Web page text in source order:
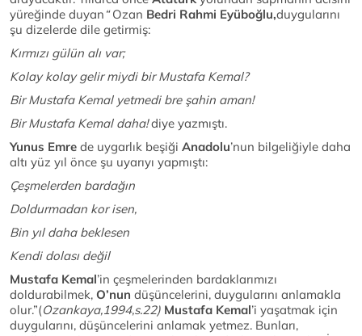
yüreğinde duyan “Ozan Bedri Rahmi Eyüboğlu,duygularını
şu dizelerde dile getirmiş:
Kırmızı gülün alı var;
Kolay kolay gelir miydi bir Mustafa Kemal?
Bir Mustafa Kemal yetmedi bre şahin aman!
Bir Mustafa Kemal daha!diye yazmıştı.
Yunus Emre de uygarlık beşiği Anadolu’nun bilgeliğiyle daha
altı yüz yıl önce şu uyarıyı yapmıştı:
Çeşmelerden bardağın
Doldurmadan kor isen,
Bin yıl daha beklesen
Kendi dolası değil
Mustafa Kemal’in çeşmelerinden bardaklarımızı
doldurabilmek, O’nun düşüncelerini, duygularını anlamakla
olur.”(Ozankaya,1994,s.22) Mustafa Kemal’i yaşatmak için
duygularını, düşüncelerini anlamak yetmez. Bunları,